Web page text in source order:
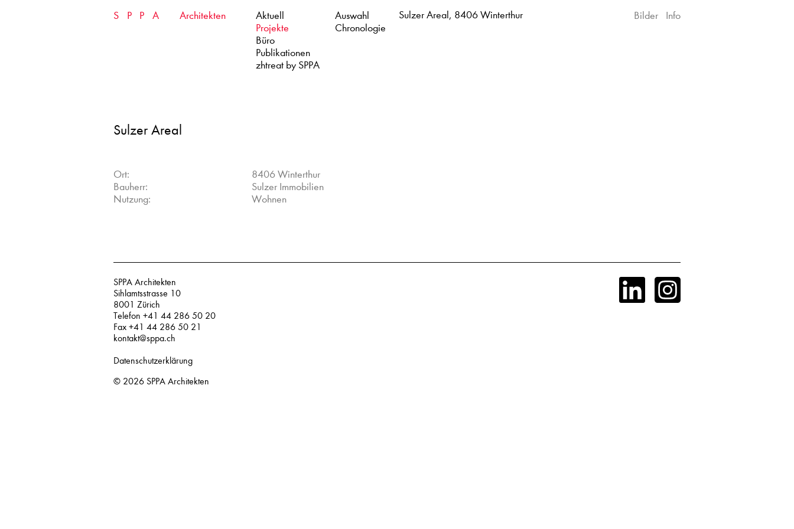
SPPA Architekten
Aktuell
Projekte
Auswahl
Chronologie
Büro
Publikationen
zhtreat by SPPA
Sulzer Areal, 8406 Winterthur Bilder Info
Sulzer Areal
Ort:
8406 Winterthur
Bauherr:
Sulzer Immobilien
Nutzung:
Wohnen
SPPA Architekten
Sihlamtsstrasse 10
8001 Zürich
Telefon +41 44 286 50 20
Fax +41 44 286 50 21
kontakt@sppa.ch
Datenschutzerklärung
© 2026 SPPA Architekten